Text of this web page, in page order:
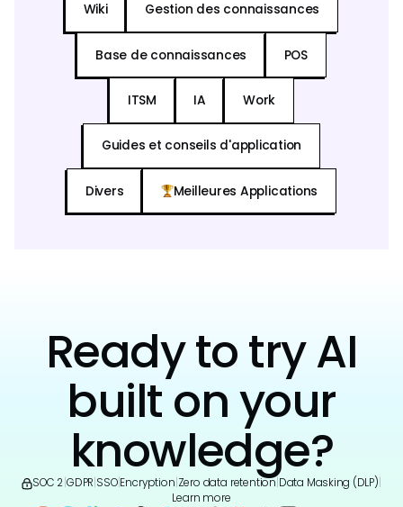
Wiki Gestion des connaissances
Base de connaissances POS
ITSM IA Work
Guides et conseils d'application
Divers Meilleures Applications
Ready to try AI
built on your
knowledge?
SOC 2 GDPR SSO|Encryption Zero data retention Data Masking (DLP)
Learn more